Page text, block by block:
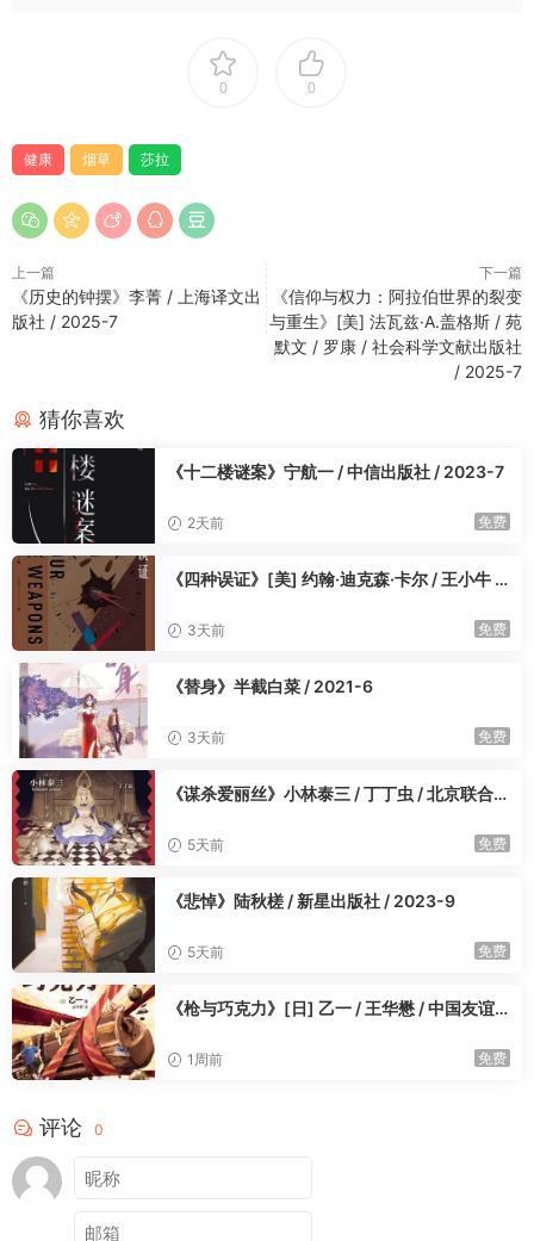
读完最深刻的感悟：我们如今习以为常的无烟环境、控烟规则、
公共健康保护，从来不是时代的馈赠。
人长期争取、反复博弈换来的权利。
争取，公共秩序永远需要持续守护。
实呈现历史的复杂灰度：早期烟草确实带动经济复苏、稳定民
生，后期的管控转型也是时代发展的必然取舍。
没有非黑即白的评判，只有真实复杂的历史进程。
作者莎拉·米洛夫是深耕美国社会史、政治史的新锐学者，全书考
据扎实、史料丰富，涵盖行业档案、社会运动记录、官方政策文
件。
难能可贵的是，全书完全跳出晦涩学术腔，叙事流畅、逻辑清
晰，以故事化的笔触拆解复杂的政治经济博弈，普通读者也能轻
松读懂。
湖南人民出版社新版译本打磨精细，语句通顺流畅，精准还原原
作的思辨内核与犀利观点。
一叶知兴衰，一烟见时代，读懂烟草的百年博弈，看懂现代社会
的治理真相✨
0 0
健康 烟草 莎拉
上一篇
《历史的钟摆》李菁 / 上海译文出
版社 / 2025-7
下一篇
《信仰与权力：阿拉伯世界的裂变
与重生》[美] 法瓦兹·A.盖格斯 / 苑
默文 / 罗康 / 社会科学文献出版社
/ 2025-7
猜你喜欢
《十二楼谜案》宁航一 / 中信出版社 / 2023-7
2天前 免费
《四种误证》[美] 约翰·迪克森·卡尔 / 王小牛 /
3天前 免费
《替身》半截白菜 / 2021-6
3天前 免费
《谋杀爱丽丝》小林泰三 / 丁丁虫 / 北京联合出
5天前 免费
《悲悼》陆秋槎 / 新星出版社 / 2023-9
5天前 免费
《枪与巧克力》[日] 乙一 / 王华懋 / 中国友谊
1周前 免费
评论 0